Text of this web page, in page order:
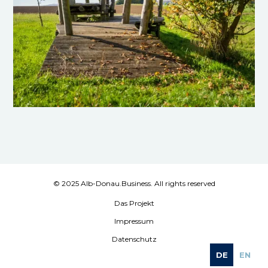
© 2025 Alb-Donau.Business. All rights reserved
Das Projekt
Impressum
Datenschutz
DE EN